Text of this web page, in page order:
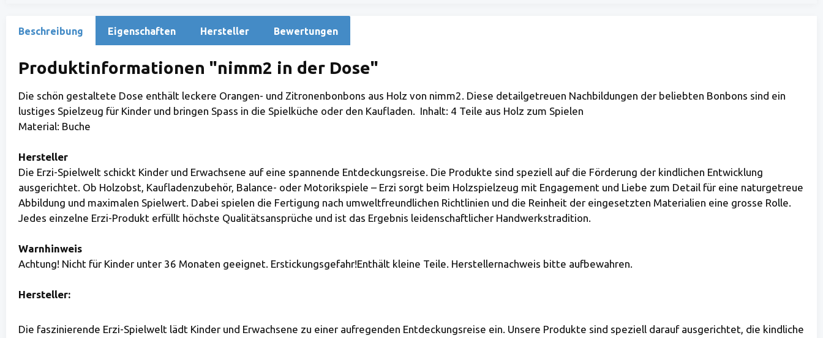
Beschreibung Eigenschaften Hersteller Bewertungen
Produktinformationen "nimm2 in der Dose"
Die schön gestaltete Dose enthält leckere Orangen- und Zitronenbonbons aus Holz von nimm2. Diese detailgetreuen Nachbildungen der beliebten Bonbons sind ein
lustiges Spielzeug für Kinder und bringen Spass in die Spielküche oder den Kaufladen. Inhalt: 4 Teile aus Holz zum Spielen
Material: Buche
Hersteller
Die Erzi-Spielwelt schickt Kinder und Erwachsene auf eine spannende Entdeckungsreise. Die Produkte sind speziell auf die Förderung der kindlichen Entwicklung
ausgerichtet. Ob Holzobst, Kaufladenzubehör, Balance- oder Motorikspiele – Erzi sorgt beim Holzspielzeug mit Engagement und Liebe zum Detail für eine naturgetreue
Abbildung und maximalen Spielwert. Dabei spielen die Fertigung nach umweltfreundlichen Richtlinien und die Reinheit der eingesetzten Materialien eine grosse Rolle.
Jedes einzelne Erzi-Produkt erfüllt höchste Qualitätsansprüche und ist das Ergebnis leidenschaftlicher Handwerkstradition.
Warnhinweis
Achtung! Nicht für Kinder unter 36 Monaten geeignet. Erstickungsgefahr!Enthält kleine Teile. Herstellernachweis bitte aufbewahren.
Hersteller:
Die faszinierende Erzi-Spielwelt lädt Kinder und Erwachsene zu einer aufregenden Entdeckungsreise ein. Unsere Produkte sind speziell darauf ausgerichtet, die kindliche